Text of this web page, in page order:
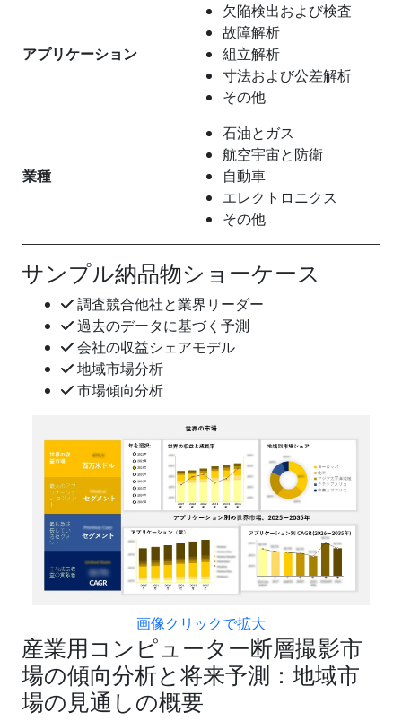
アプリケーション
欠陥検出および検査
故障解析
組立解析
寸法および公差解析
その他
業種
石油とガス
航空宇宙と防衛
自動車
エレクトロニクス
その他
サンプル納品物ショーケース
調査競合他社と業界リーダー
過去のデータに基づく予測
会社の収益シェアモデル
地域市場分析
市場傾向分析
画像クリックで拡大
産業用コンピューター断層撮影市
場の傾向分析と将来予測：地域市
場の見通しの概要